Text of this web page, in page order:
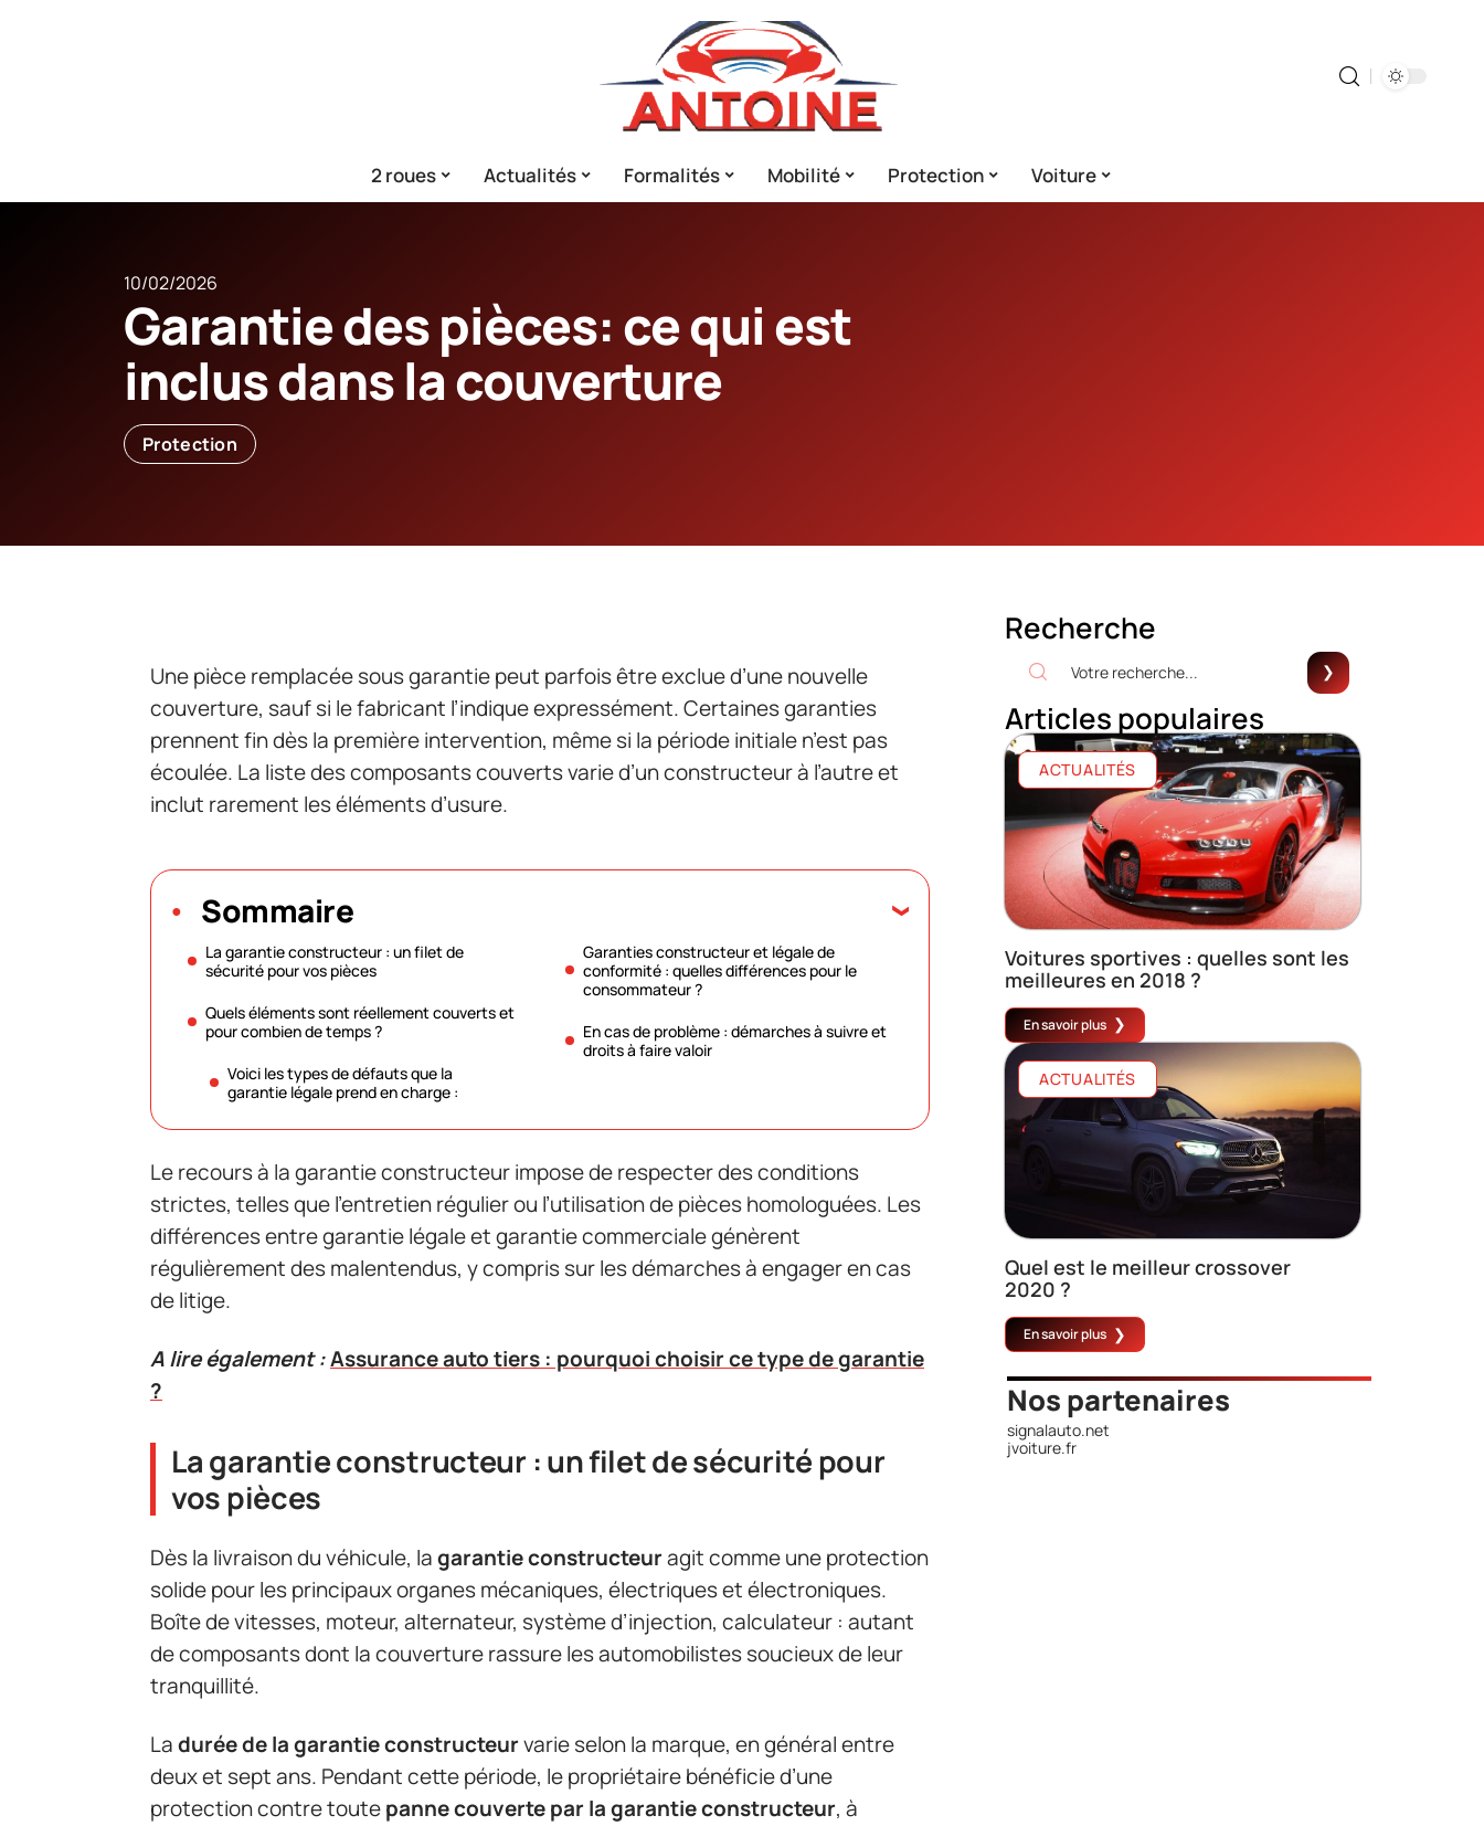
2 roues Actualités Formalités Mobilité Protection Voiture
10/02/2026
Garantie des pièces: ce qui est
inclus dans la couverture
Protection
Une pièce remplacée sous garantie peut parfois être exclue d’une nouvelle
couverture, sauf si le fabricant l’indique expressément. Certaines garanties
prennent fin dès la première intervention, même si la période initiale n’est pas
écoulée. La liste des composants couverts varie d’un constructeur à l’autre et
inclut rarement les éléments d’usure.
Sommaire
La garantie constructeur : un filet de
sécurité pour vos pièces
Quels éléments sont réellement couverts et
pour combien de temps ?
Voici les types de défauts que la
garantie légale prend en charge :
Garanties constructeur et légale de
conformité : quelles différences pour le
consommateur ?
En cas de problème : démarches à suivre et
droits à faire valoir
Le recours à la garantie constructeur impose de respecter des conditions
strictes, telles que l’entretien régulier ou l’utilisation de pièces homologuées. Les
différences entre garantie légale et garantie commerciale génèrent
régulièrement des malentendus, y compris sur les démarches à engager en cas
de litige.
A lire également :Assurance auto tiers : pourquoi choisir ce type de garantie
?
La garantie constructeur : un filet de sécurité pour
vos pièces
Dès la livraison du véhicule, lagarantie constructeuragit comme une protection
solide pour les principaux organes mécaniques, électriques et électroniques.
Boîte de vitesses, moteur, alternateur, système d’injection, calculateur : autant
de composants dont la couverture rassure les automobilistes soucieux de leur
tranquillité.
Ladurée de la garantie constructeurvarie selon la marque, en général entre
deux et sept ans. Pendant cette période, le propriétaire bénéficie d’une
protection contre toutepanne couverte par la garantie constructeur, à
Recherche
Articles populaires
ACTUALITÉS
Voitures sportives : quelles sont les
meilleures en 2018 ?
En savoir plus
ACTUALITÉS
Quel est le meilleur crossover
2020 ?
En savoir plus
Nos partenaires
signalauto.net
jvoiture.fr